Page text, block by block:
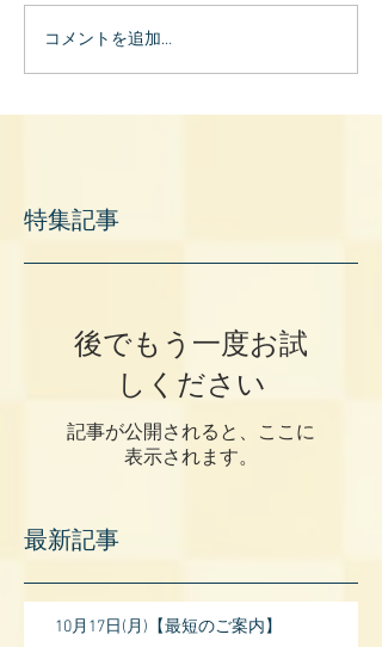
コメントを追加…
特集記事
後でもう一度お試
しください
記事が公開されると、ここに
表示されます。
最新記事
10月17日(月)【最短のご案内】